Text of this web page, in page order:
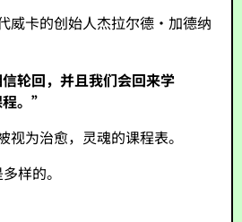
威卡的创始人杰拉尔德·加德纳
轮回，并且我们会回来学
。”
视为治愈，灵魂的课程表。
样的。